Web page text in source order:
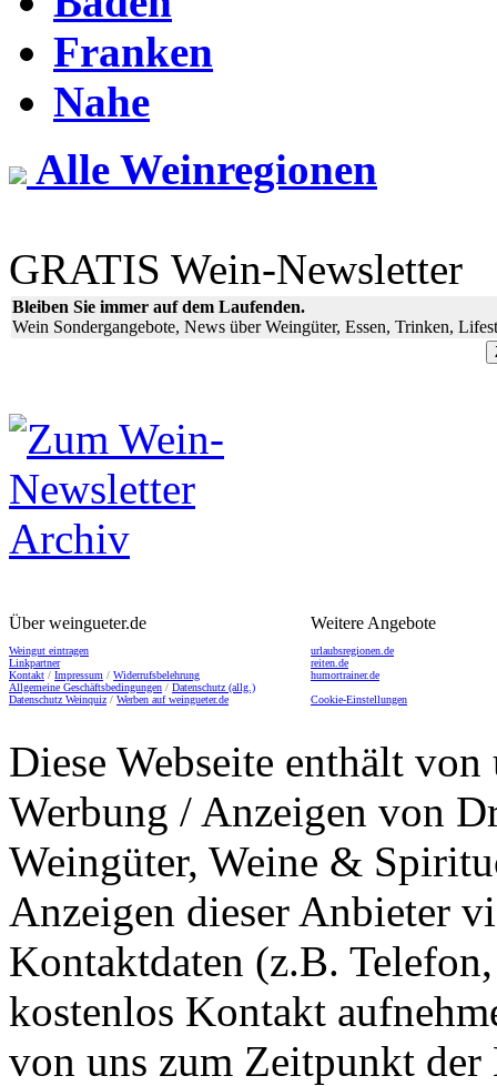
Franken
Nahe
Alle Weinregionen
GRATIS Wein-Newsletter
Bleiben Sie immer auf dem Laufenden.
Wein Sondergangebote, News über Weingüter, Essen, Trinken,
Über weingueter.de
Weingut eintragen
Linkpartner
Kontakt / Impressum / Widerrufsbelehrung
Allgemeine Geschäftsbedingungen / Datenschutz (allg.)
Datenschutz Weinquiz / Werben auf weingueter.de
Weitere Angebote
urlaubsregionen.de
reiten.de
humortrainer.de
Cookie-Einstellungen
Diese Webseite enthält
Werbung / Anzeigen von
Weingüter, Weine &
Anzeigen dieser Anbieter
Kontaktdaten (z.B.
kostenlos Kontakt
von uns zum Zeitpunkt